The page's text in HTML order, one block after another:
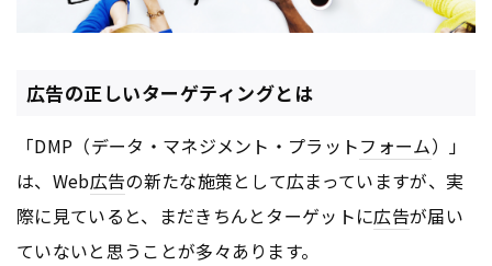
広告の正しいターゲティングとは
「DMP（データ・マネジメント・プラットフォーム）」
は、Web広告の新たな施策として広まっていますが、実
際に見ていると、まだきちんとターゲットに広告が届い
ていないと思うことが多々あります。